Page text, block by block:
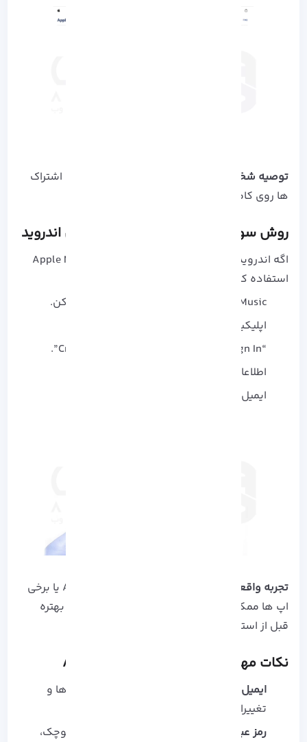
توصیه شخصی:
امکان مدیریت راحت‌ تر خرید ها و اشتراک‌
ها روی کامپیوتر
روش سوم: ساخت Apple ID روی گوشی اندروید
اگه اندرویدی هستی، می‌ تونی از اپلیکیشن Apple Music
استفاده کنی:
Apple Music رو از
نصب کن.
اپلیکیشن رو باز کن و وارد تنظیمات شو.
“Sign In” رو بزن و بعد “Create New Apple ID”.
اطلاعاتت رو وارد کن و کشور رو انتخاب کن.
ایمیل تأیید رو وارد کن تا حسابت فعال بشه.
تجربه واقعی:
بعضی سرویس‌ ها مثل Apple News یا برخی
اپ‌ ها ممکنه روی کشور ایران محدود باشن، پس بهتره
قبل از استفاده بررسی کنی.
نکات مهم برای ساخت و امنیت Apple ID
ایمیل واقعی و در دسترس:
اپل تمام هشدارها و
تغییرات مهم رو به ایمیل می‌ فرسته.
رمز عبور قوی بساز:
ترکیبی از حروف بزرگ و کوچک،